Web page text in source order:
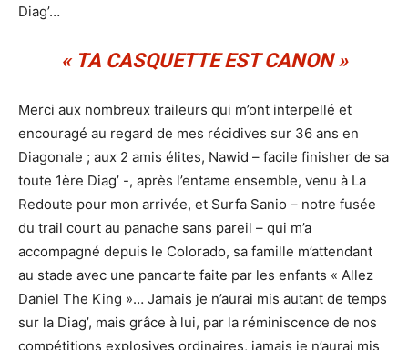
Diag’…
« TA CASQUETTE EST CANON »
Merci aux nombreux traileurs qui m’ont interpellé et
encouragé au regard de mes récidives sur 36 ans en
Diagonale ; aux 2 amis élites, Nawid – facile finisher de sa
toute 1ère Diag’ -, après l’entame ensemble, venu à La
Redoute pour mon arrivée, et Surfa Sanio – notre fusée
du trail court au panache sans pareil – qui m’a
accompagné depuis le Colorado, sa famille m’attendant
au stade avec une pancarte faite par les enfants « Allez
Daniel The King »… Jamais je n’aurai mis autant de temps
sur la Diag’, mais grâce à lui, par la réminiscence de nos
compétitions explosives ordinaires, jamais je n’aurai mis